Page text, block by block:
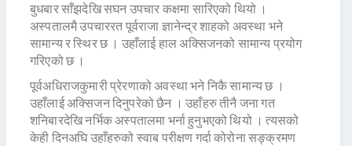
बुधबार साँझदेखि सघन उपचार कक्षमा सारिएको थियो ।
अस्पतालमै उपचाररत पूर्वराजा ज्ञानेन्द्र शाहको अवस्था भने
सामान्य र स्थिर छ । उहाँलाई हाल अक्सिजनको सामान्य प्रयोग
गरिएको छ ।
पूर्वअधिराजकुमारी प्रेरणाको अवस्था भने निकै सामान्य छ ।
उहाँलाई अक्सिजन दिनुपरेको छैन । उहाँहरु तीनै जना गत
शनिबारदेखि नर्भिक अस्पतालमा भर्ना हुनुभएको थियो । त्यसको
केही दिनअघि उहाँहरुको स्वाब परीक्षण गर्दा कोरोना सङ्क्रमण